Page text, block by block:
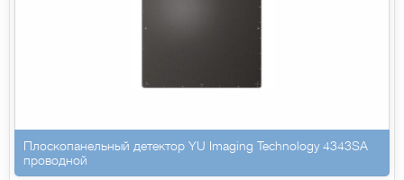
Плоскопанельный детектор YU Imaging Technology 4343SA
проводной